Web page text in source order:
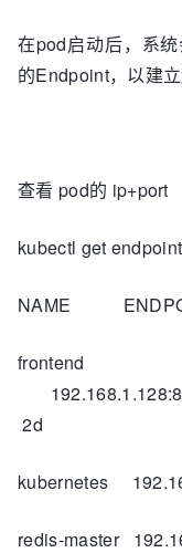
在pod启动后，系
的Endpoint，以建
查看 pod的 ip+port
kubectl get
NAME
2d
kubernetes
redis-